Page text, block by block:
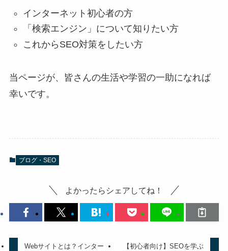
インターネット初心者の方
「 検索エンジン 」について知りたい方
これから SEO対策をしたい方
当ページが、皆さんの生活や学習の一助になれば
幸いです。
ブログ・SEO
よかったらシェアしてね！
Webサイトとは？インター
【初心者向け】SEOを学ぶ